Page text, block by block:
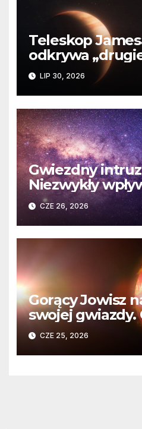
Teleskop
odkrywa
planety krążącej
martwej gwiazdy
LIP 30, 2026
Gwiezdny intruz
Niezwykły
spotkania na
Słonecznego
CZE 26, 2026
Gorący Jowisz
swojej gwiazdy.
Teleskopu
80606 b
CZE 25, 2026